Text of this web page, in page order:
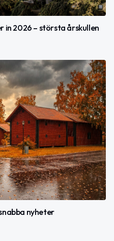
in 2026 – största årskullen
nyheter